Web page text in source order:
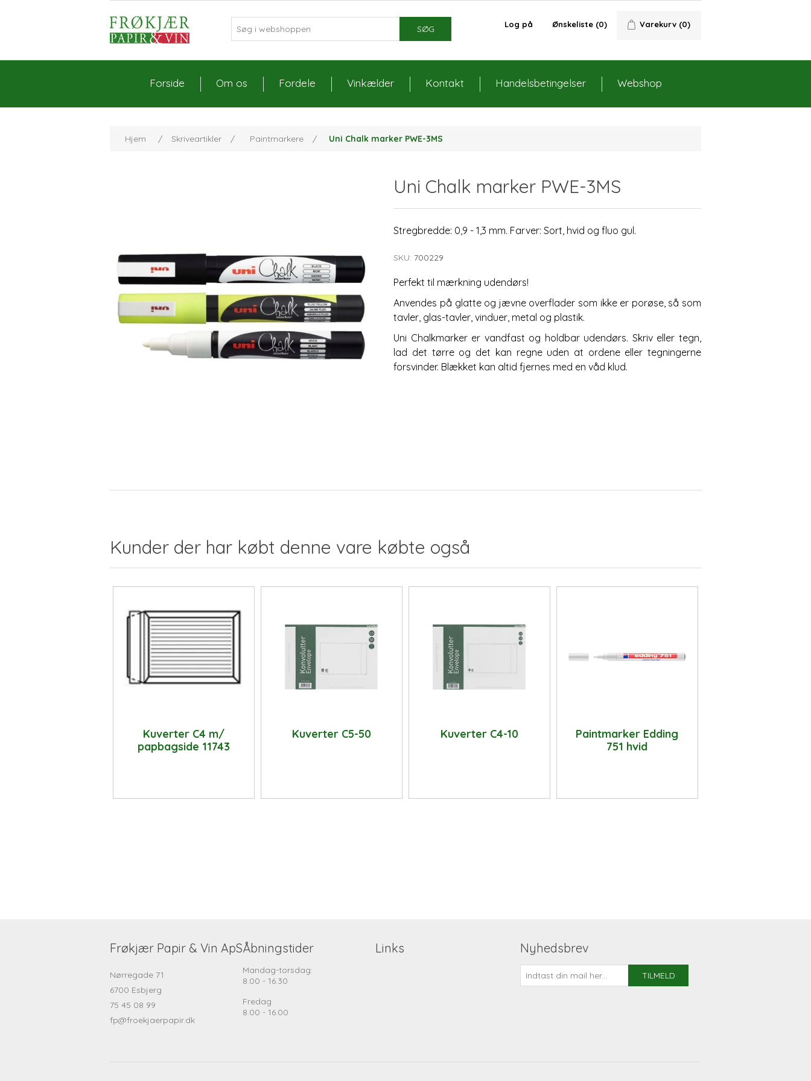
SØG Log på Ønskeliste (0) Varekurv (0)
Forside Om os Fordele Vinkælder Kontakt Handelsbetingelser Webshop
Hjem / Skriveartikler / Paintmarkere / Uni Chalk marker PWE-3MS
Uni Chalk marker PWE-3MS
Stregbredde: 0,9 - 1,3 mm. Farver: Sort, hvid og fluo gul.
SKU: 700229
Perfekt til mærkning udendørs!
Anvendes på glatte og jævne overflader som ikke er porøse, så som
tavler, glas-tavler, vinduer, metal og plastik.
Uni Chalkmarker er vandfast og holdbar udendørs. Skriv eller tegn,
lad det tørre og det kan regne uden at ordene eller tegningerne
forsvinder. Blækket kan altid fjernes med en våd klud.
Kunder der har købt denne vare købte også
Kuverter C4 m/
papbagside 11743
Kuverter C5-50 Kuverter C4-10
Paintmarker Edding
751 hvid
Frøkjær Papir & Vin ApS
Nørregade 71
6700 Esbjerg
75 45 08 99
fp@froekjaerpapir.dk
Åbningstider
Mandag-torsdag:
8.00 - 16.30
Fredag
8.00 - 16.00
Links Nyhedsbrev
TILMELD